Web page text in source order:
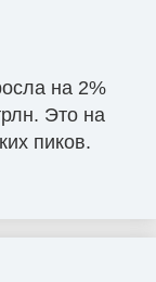
на 2%
Это на
пиков.